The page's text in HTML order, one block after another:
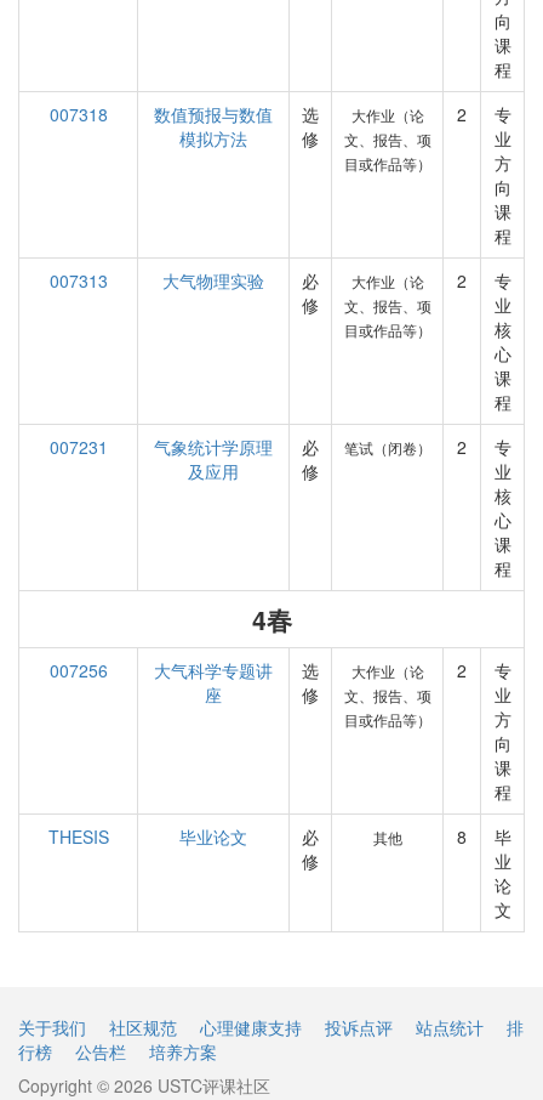
向
课
程
007318
数值预报与数值
模拟方法
选
修
大作业（论
文、报告、项
目或作品等）
2
专
业
方
向
课
程
007313
大气物理实验
必
修
大作业（论
文、报告、项
目或作品等）
2
专
业
核
心
课
程
007231
气象统计学原理
及应用
必
修
笔试（闭卷） 2
专
业
核
心
课
程
4春
007256
大气科学专题讲
座
选
修
大作业（论
文、报告、项
目或作品等）
2
专
业
方
向
课
程
THESIS
毕业论文
必
修
其他 8
毕
业
论
文
关于我们 社区规范 心理健康支持 投诉点评 站点统计
排
行榜
公告栏
培养方案
Copyright © 2026 USTC评课社区